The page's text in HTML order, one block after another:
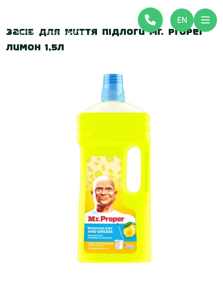
EN
Засіб для миття підлоги Mr. Proper
Лимон 1,5л